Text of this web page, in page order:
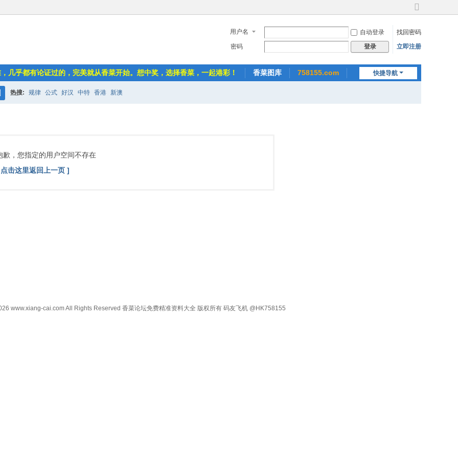
切
到
宽
用户名 自动登录
找回密码
密码
登录 立即注册
快捷导航
几乎都有论证过的，完美就从香菜开始。想中奖，选择香菜，一起港彩！ 香菜图库 758155.com
热搜: 规律 公式 好汉 中特 香港 新澳
歉，您指定的用户空间不存在
击这里返回上一页 ]
www.xiang-cai.com All Rights Reserved 香菜论坛免费精准资料大全 版权所有 码友飞机 @HK758155